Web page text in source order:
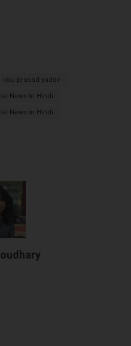
lalu prasad yadav
News in Hindi
News in Hindi